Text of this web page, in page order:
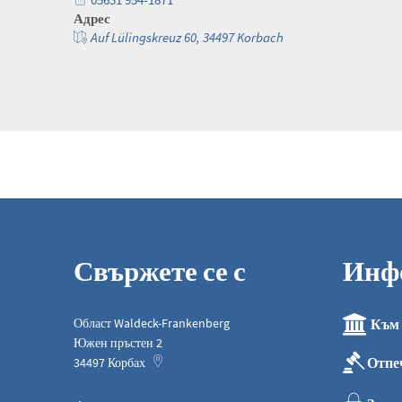
Адрес
Auf Lülingskreuz 60, 34497 Korbach
Свържете се с
Област Waldeck-Frankenberg
Южен пръстен 2
34497Корбах
Към